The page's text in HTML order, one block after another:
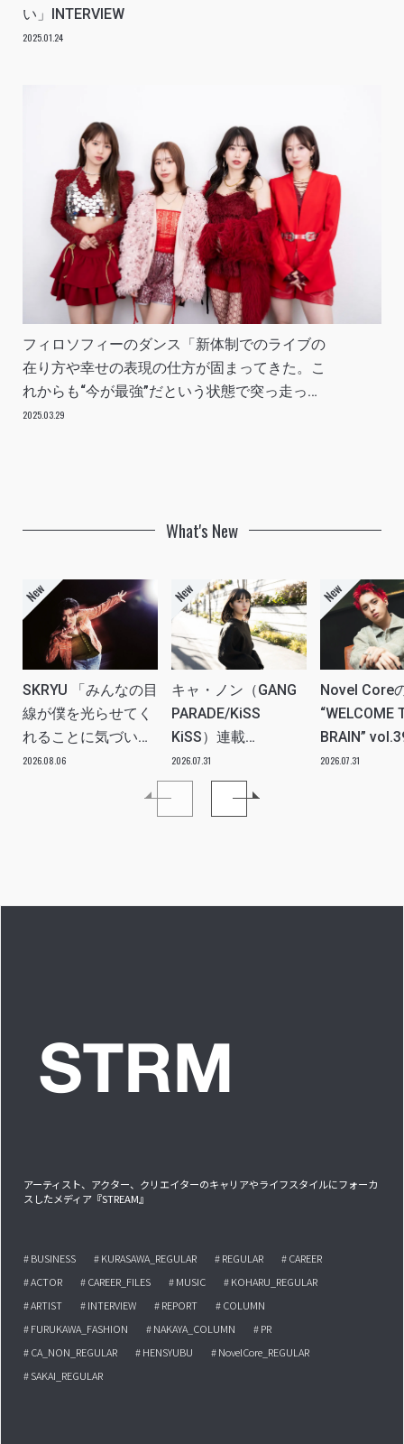
い」INTERVIEW
2025.01.24
フィロソフィーのダンス「新体制でのライブの
在り方や幸せの表現の仕方が固まってきた。こ
れからも“今が最強”だという状態で突っ走って
いきたい」INTERVIEW
2025.03.29
What's New
SKRYU 「みんなの目
線が僕を光らせてく
れることに気づい
た」 INTERVIEW
2026.08.06
キャ・ノン（GANG
PARADE/KiSS
KiSS）連載
vol.112「特別企画
メンバーともっとは
2026.07.31
Novel Core
“WELCOME
BRAIN”
分たちの世
2026.07.31
アーティスト、アクター、クリエイターのキャリアやライフスタイルにフォーカ
スしたメディア『STREAM』
# BUSINESS # KURASAWA_REGULAR # REGULAR
# CAREER
# ACTOR
# CAREER_FILES # MUSIC
# KOHARU_REGULAR
# ARTIST
# INTERVIEW # REPORT
# COLUMN
# FURUKAWA_FASHION
# NAKAYA_COLUMN
# PR
# CA_NON_REGULAR
# HENSYUBU
# NovelCore_REGULAR
# SAKAI_REGULAR